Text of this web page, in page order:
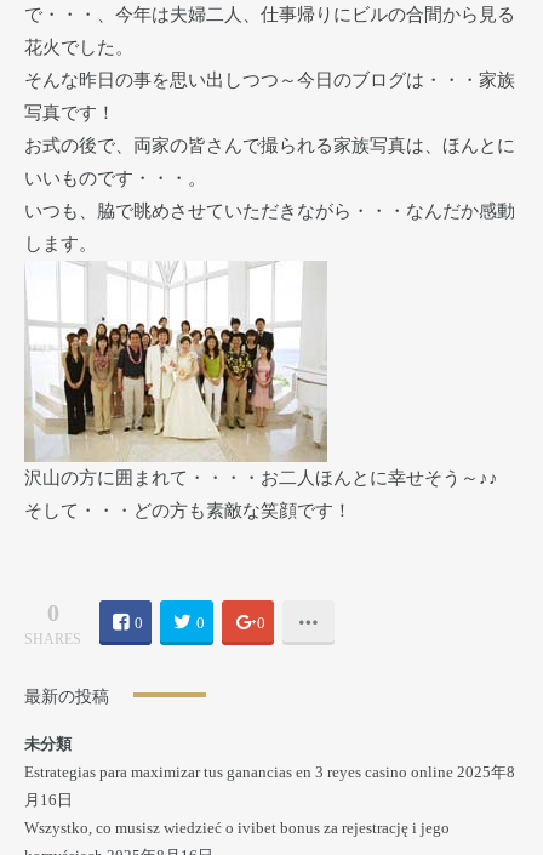
で・・・、今年は夫婦二人、仕事帰りにビルの合間から見る
花火でした。
そんな昨日の事を思い出しつつ～今日のブログは・・・家族
写真です！
お式の後で、両家の皆さんで撮られる家族写真は、ほんとに
いいものです・・・。
いつも、脇で眺めさせていただきながら・・・なんだか感動
します。
沢山の方に囲まれて・・・・お二人ほんとに幸せそう～♪♪
そして・・・どの方も素敵な笑顔です！
0
SHARES
0 0 0
最新の投稿
未分類
Estrategias para maximizar tus ganancias en 3 reyes casino online 2025年8
月16日
Wszystko, co musisz wiedzieć o ivibet bonus za rejestrację i jego